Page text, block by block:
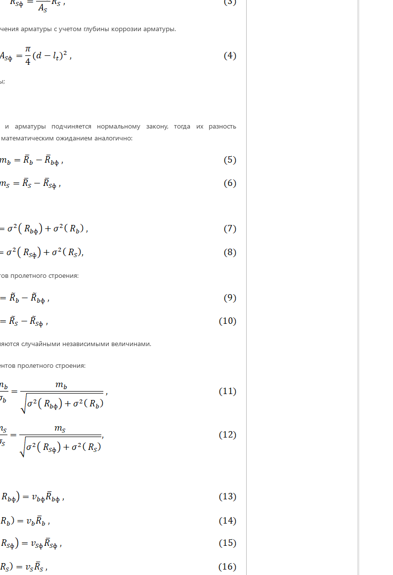
арматуры с учетом глубины коррозии арматуры.
и арматуры подчиняется нормальному закону, тогда их разность
ожиданием аналогично:
пролетного строения:
случайными независимыми величинами.
пролетного строения: